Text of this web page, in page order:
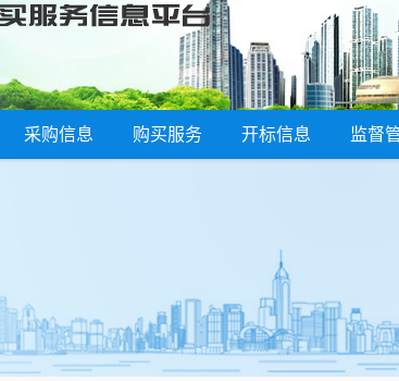
采购信息 购买服务 开标信息 监督